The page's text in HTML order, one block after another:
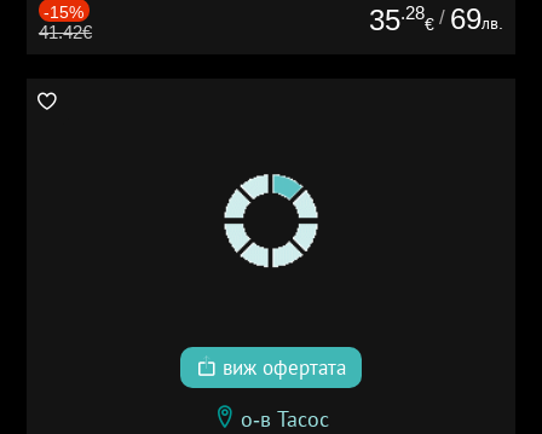
-15%
41.42€ 35.28
€ / 69лв.
виж офертата
о-в Тасос